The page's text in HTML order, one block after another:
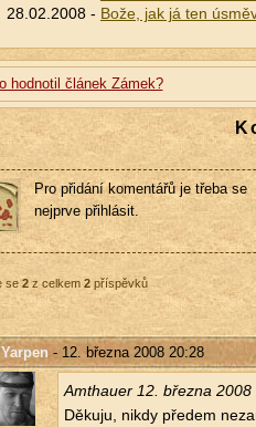
28.02.2008 - Bože, jak já ten
hodnotil článek Zámek?
Pro přidání komentářů je třeba se
nejprve přihlásit.
se2z celkem 2příspěvků
Yarpen - 12. března 2008 20:28
Am­thauer 12. břez­na 2008
Dě­ku­ju, nikdy pře­dem